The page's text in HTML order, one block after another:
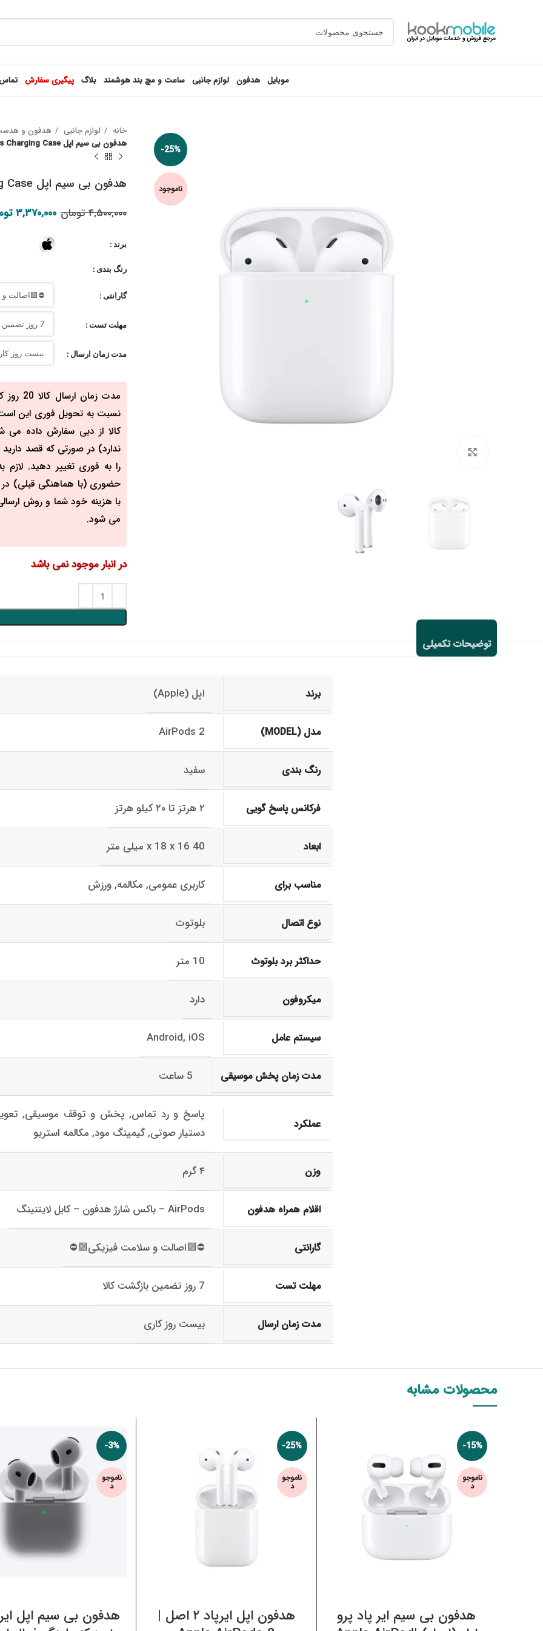
موبایل هدفون لوازم جانبی ساعت و مچ بند هوشمند بلاگ پیگیری سفارش
-25%
ناموجود
خانه لوازم جانبی هدفون و
هدفون بی‌ سیم اپل Apple AirPods 2 with Wireless Charging Case
هدفون بی‌ سیم اپل Apple AirPods 2 with Wireless Charging Case
۴,۵۰۰,۰۰۰تومان قیمت اصلی: ۴,۵۰۰,۰۰۰
۳,۳۷۰,۰۰۰
برند
رنگ بندی
گارانتی
مهلت تست
مدت زمان ارسال
نسبت به تحویل فوری این است
کالا از دبی سفارش داده می
ندارد) در صورتی که قصد دارید
را به فوری تغییر دهید.
حضوری (با هماهنگی قبلی) در
با هزینه خود شما و روش
می شود.
در انبار موجود نمی باشد
توضیحات تکمیلی
برند اپل (Apple)
مدل (MODEL) AirPods 2
رنگ بندی سفید
فرکانس پاسخ گویی ۲ هرتز تا ۲۰ کیلو هرتز
ابعاد 40 x 18 x 16 میلی متر
مناسب برای کاربری عمومی, مکالمه, ورزش
نوع اتصال بلوتوث
حداکثر برد بلوتوث 10 متر
میکروفون دارد
سیستم عامل Android, iOS
مدت زمان پخش موسیقی 5 ساعت
عملکرد
پاسخ و رد تماس, پخش و توقف موسیقی,
دستیار صوتی, گیمینگ مود, مکالمه استریو
وزن ۴ گرم
اقلام همراه هدفون AirPods – باکس شارژ هدفون – کابل لایتنینگ
گارانتی ⛔🟩اصالت و سلامت فیزیکی🟩⛔
مهلت تست 7 روز تضمین بازگشت کالا
مدت زمان ارسال بیست روز کاری
محصولات مشابه
-15%
ناموجو
د
هدفون بی سیم ایر پاد پرو
-25%
ناموجو
د
هدفون اپل ایرپاد ۲ اصل |
-3%
ناموجو
د